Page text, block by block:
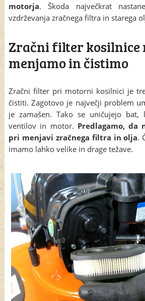
motorja. Škoda največkrat
vzdrževanja zračnega filtra in starega
Zračni filter kosilnice
menjamo in čistimo
Zračni filter pri motorni kosilnici je
čistiti. Zagotovo je največji problem
je zamašen. Tako se uničujejo bat,
ventilov in motor. Predlagamo,
pri menjavi zračnega filtra in olja.
imamo lahko velike in drage težave.